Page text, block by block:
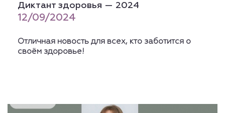
Диктант здоровья — 2024
12/09/2024
Отличная новость для всех, кто заботится о
своём здоровье!